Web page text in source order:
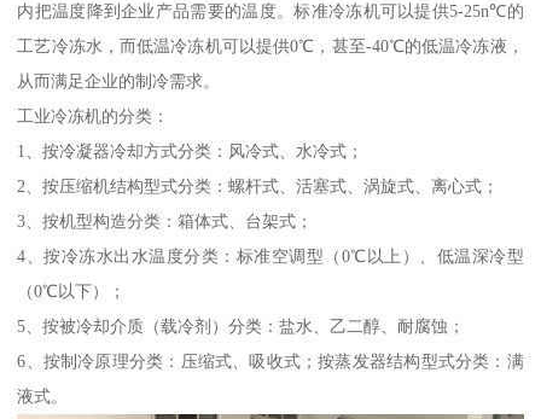
内把温度降到企业产品需要的温度。标准冷冻机可以提供5-25n℃的
工艺冷冻水，而低温冷冻机可以提供0℃，甚至-40℃的低温冷冻液，
从而满足企业的制冷需求。
工业冷冻机的分类：
1、按冷凝器冷却方式分类：风冷式、水冷式；
2、按压缩机结构型式分类：螺杆式、活塞式、涡旋式、离心式；
3、按机型构造分类：箱体式、台架式；
4、按冷冻水出水温度分类：标准空调型（0℃以上）、低温深冷型
（0℃以下）；
5、按被冷却介质（载冷剂）分类：盐水、乙二醇、耐腐蚀；
6、按制冷原理分类：压缩式、吸收式；按蒸发器结构型式分类：满
液式。